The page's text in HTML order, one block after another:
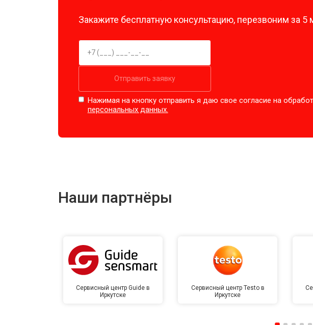
Закажите бесплатную консультацию, перезвоним за 5
Отправить заявку
Нажимая на кнопку отправить я даю свое согласие на
персональных данных.
Наши партнёры
Сервисный центр Guide в
Иркутске
Сервисный центр Testo в
Иркутске